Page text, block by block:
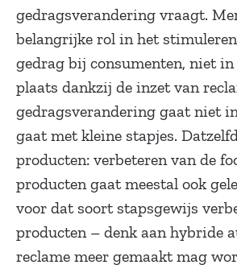
gedragsverandering vraagt.
belangrijke rol in het
gedrag bij consumenten, niet
plaats dankzij de inzet van
gedragsverandering gaat niet
gaat met kleine stapjes.
producten: verbeteren van de
producten gaat meestal ook
voor dat soort stapsgewijs
producten – denk aan hybride
reclame meer gemaakt mag